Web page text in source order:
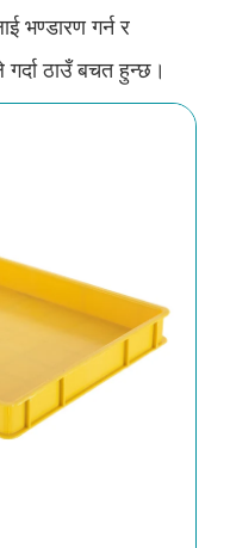
भण्डारण गर्न र
ठाउँ बचत हुन्छ।